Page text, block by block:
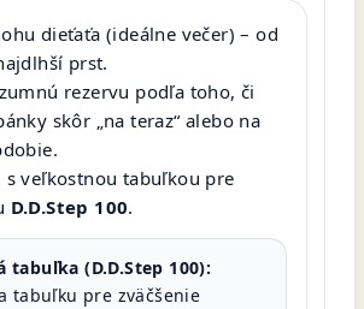
dieťaťa (ideálne večer) – od
prst.
rezervu podľa toho, či
skôr „na teraz“ alebo na
s veľkostnou tabuľkou pre
D.D.Step 100.
tabuľka (D.D.Step 100):
tabuľku pre zväčšenie